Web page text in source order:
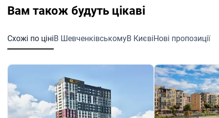
Вам також будуть цікаві
Схожі по цініВ ШевченківськомуВ КиєвіНові пропозиції